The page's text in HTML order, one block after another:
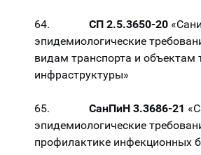
64. СП 2.5.3650-20
эпидемиологические
видам транспорта и объектам
инфраструктуры»
65. СанПиН 3.3686-21
эпидемиологические
профилактике инфекционных